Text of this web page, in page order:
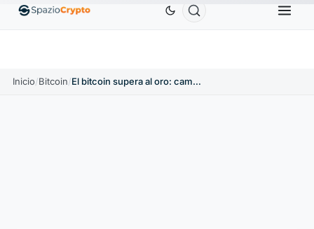
EthereumETH1880,58 US$ TetherUSDT ↑0.00%
Inicio/Bitcoin/ El bitcoin supera al oro: cambio en la inversión estadounidense